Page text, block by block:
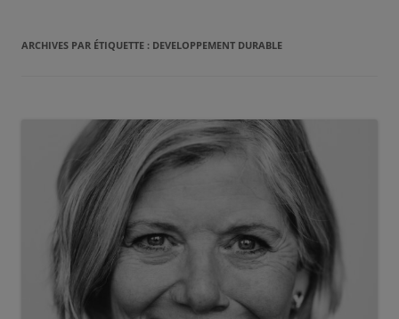
ARCHIVES PAR ÉTIQUETTE : DEVELOPPEMENT DURABLE